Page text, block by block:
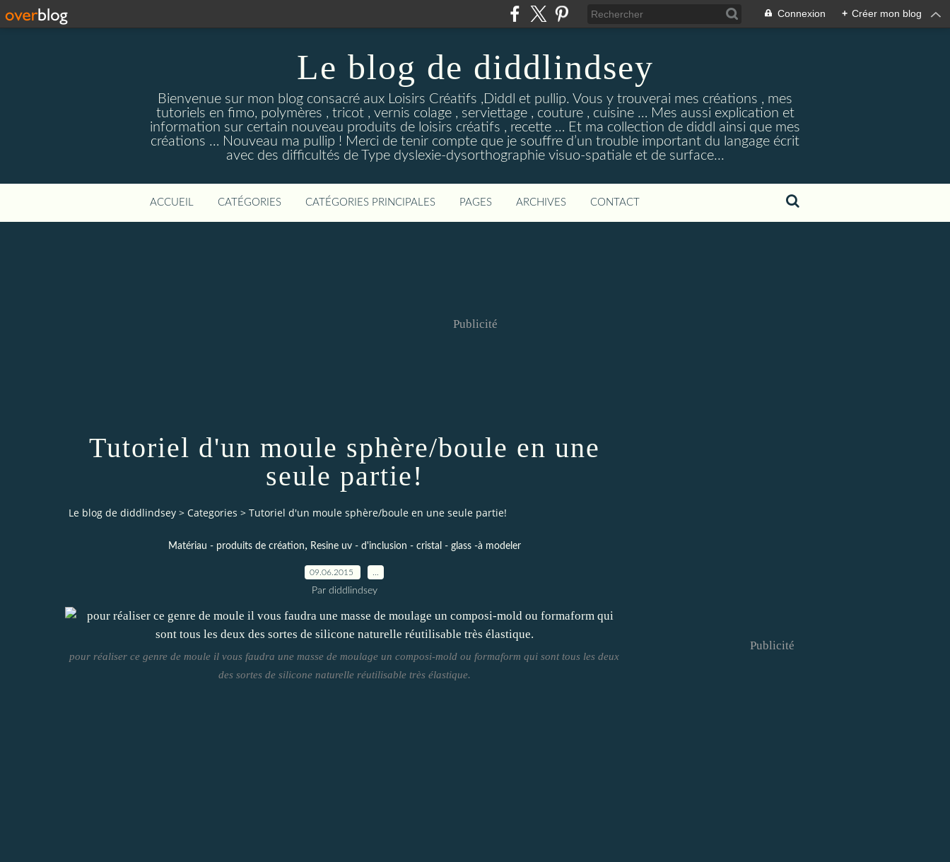
Connexion + Créer mon blog
Le blog de diddlindsey
Bienvenue sur mon blog consacré aux Loisirs Créatifs ,Diddl et pullip. Vous y trouverai mes créations , mes
tutoriels en fimo, polymères , tricot , vernis colage , serviettage , couture , cuisine … Mes aussi explication et
information sur certain nouveau produits de loisirs créatifs , recette … Et ma collection de diddl ainsi que mes
créations … Nouveau ma pullip ! Merci de tenir compte que je souffre d’un trouble important du langage écrit
avec des difficultés de Type dyslexie-dysorthographie visuo-spatiale et de surface...
ACCUEIL CATÉGORIES CATÉGORIES PRINCIPALES PAGES ARCHIVES CONTACT
Publicité
Tutoriel d'un moule sphère/boule en une
seule partie!
Le blog de diddlindsey > Categories > Tutoriel d'un moule sphère/boule en une seule partie!
Matériau - produits de création, Resine uv - d'inclusion - cristal - glass -à modeler
09.06.2015
Par diddlindsey
pour réaliser ce genre de moule il vous faudra une masse de moulage un composi-mold ou formaform qui sont tous les deux
des sortes de silicone naturelle réutilisable très élastique.
Publicité